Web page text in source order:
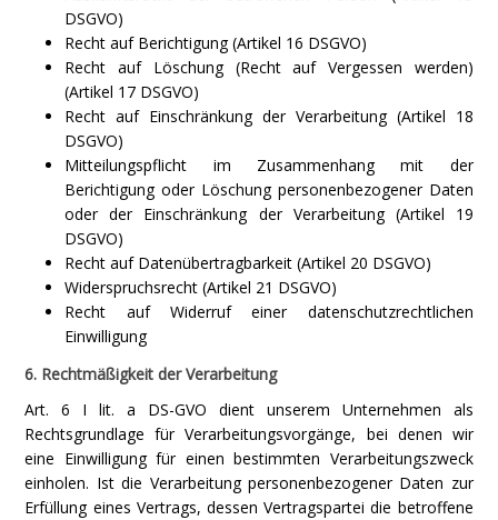
DSGVO)
Recht auf Berichtigung (Artikel 16 DSGVO)
Recht auf Löschung (Recht auf Vergessen werden)
(Artikel 17 DSGVO)
Recht auf Einschränkung der Verarbeitung (Artikel 18
DSGVO)
Mitteilungspflicht im Zusammenhang mit der
Berichtigung oder Löschung personenbezogener Daten
oder der Einschränkung der Verarbeitung (Artikel 19
DSGVO)
Recht auf Datenübertragbarkeit (Artikel 20 DSGVO)
Widerspruchsrecht (Artikel 21 DSGVO)
Recht auf Widerruf einer datenschutzrechtlichen
Einwilligung
6. Rechtmäßigkeit der Verarbeitung
Art. 6 I lit. a DS-GVO dient unserem Unternehmen als
Rechtsgrundlage für Verarbeitungsvorgänge, bei denen wir
eine Einwilligung für einen bestimmten Verarbeitungszweck
einholen. Ist die Verarbeitung personenbezogener Daten zur
Erfüllung eines Vertrags, dessen Vertragspartei die betroffene